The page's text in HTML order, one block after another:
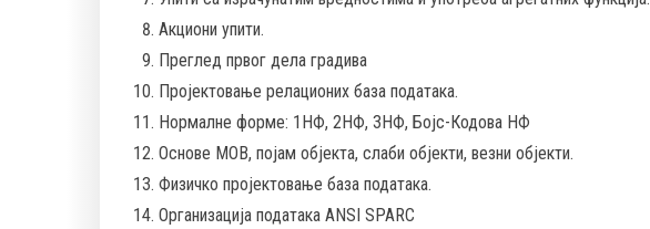
Акциони упити.
Преглед првог дела градива
Пројектовање релационих база података.
Нормалне форме: 1НФ, 2НФ, 3НФ, Бојс-Кодова НФ
Основе МОВ, појам објекта, слаби објекти, везни објекти.
Физичко пројектовање база података.
Организација података ANSI SPARC